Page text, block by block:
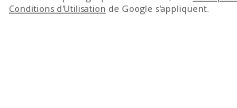
Conditions d'Utilisation de Google s'appliquent.